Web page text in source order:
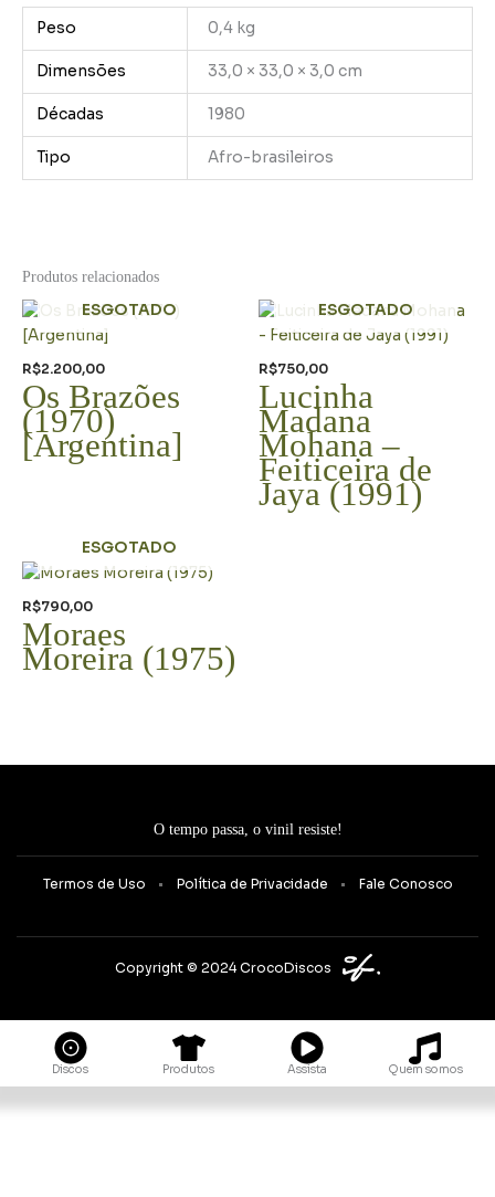
Peso 0,4 kg
Dimensões 33,0 × 33,0 × 3,0 cm
Décadas 1980
Tipo Afro-brasileiros
Produtos relacionados
ESGOTADO
R$2.200,00
Os Brazões
(1970)
[Argentina]
ESGOTADO
R$750,00
Lucinha
Madana
Mohana –
Feiticeira de
Jaya (1991)
ESGOTADO
R$790,00
Moraes
Moreira (1975)
O tempo passa, o vinil resiste!
Termos de Uso Política de Privacidade Fale Conosco
Copyright © 2024 CrocoDiscos
Discos Produtos Assista Quem somos